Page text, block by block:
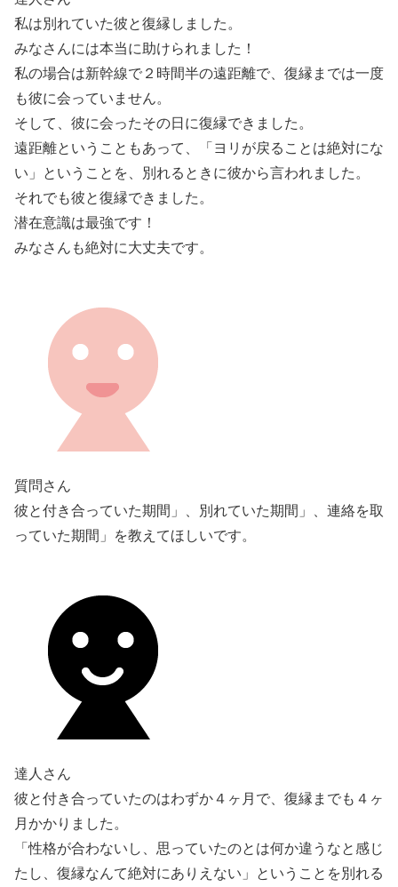
私は別れていた彼と復縁しました。
みなさんには本当に助けられました！
私の場合は新幹線で２時間半の遠距離で、復縁までは一度
も彼に会っていません。
そして、彼に会ったその日に復縁できました。
遠距離ということもあって、「ヨリが戻ることは絶対にな
い」ということを、別れるときに彼から言われました。
それでも彼と復縁できました。
潜在意識は最強です！
みなさんも絶対に大丈夫です。
質問さん
彼と付き合っていた期間」、別れていた期間」、連絡を取
っていた期間」を教えてほしいです。
達人さん
彼と付き合っていたのはわずか４ヶ月で、復縁までも４ヶ
月かかりました。
「性格が合わないし、思っていたのとは何か違うなと感じ
たし、復縁なんて絶対にありえない」ということを別れる